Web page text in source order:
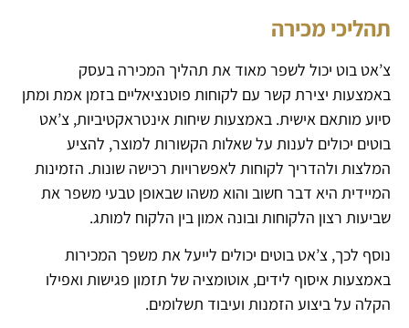
תהליכי מכירה
צ’אט בוט יכול לשפר מאוד את תהליך המכירה בעסק
באמצעות יצירת קשר עם לקוחות פוטנציאליים בזמן אמת ומתן
סיוע מותאם אישית. באמצעות שיחות אינטראקטיביות, צ’אט
בוטים יכולים לענות על שאלות הקשורות למוצר, להציע
המלצות ולהדריך לקוחות לאפשרויות רכישה שונות. הזמינות
המיידית היא דבר חשוב והוא משהו שבאופן טבעי משפר את
שביעות רצון הלקוחות ובונה אמון בין הלקוח למותג.
נוסף לכך, צ’אט בוטים יכולים לייעל את משפך המכירות
באמצעות איסוף לידים, אוטומציה של תזמון פגישות ואפילו
הקלה על ביצוע הזמנות ועיבוד תשלומים.